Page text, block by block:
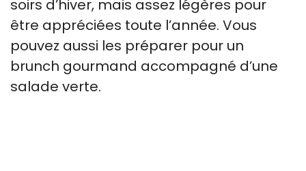
soirs d’hiver, mais assez légères pour
être appréciées toute l’année. Vous
pouvez aussi les préparer pour un
brunch gourmand accompagné d’une
salade verte.